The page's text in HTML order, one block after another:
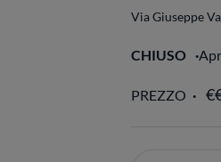
Via Giuseppe
CHIUSO
PREZZO